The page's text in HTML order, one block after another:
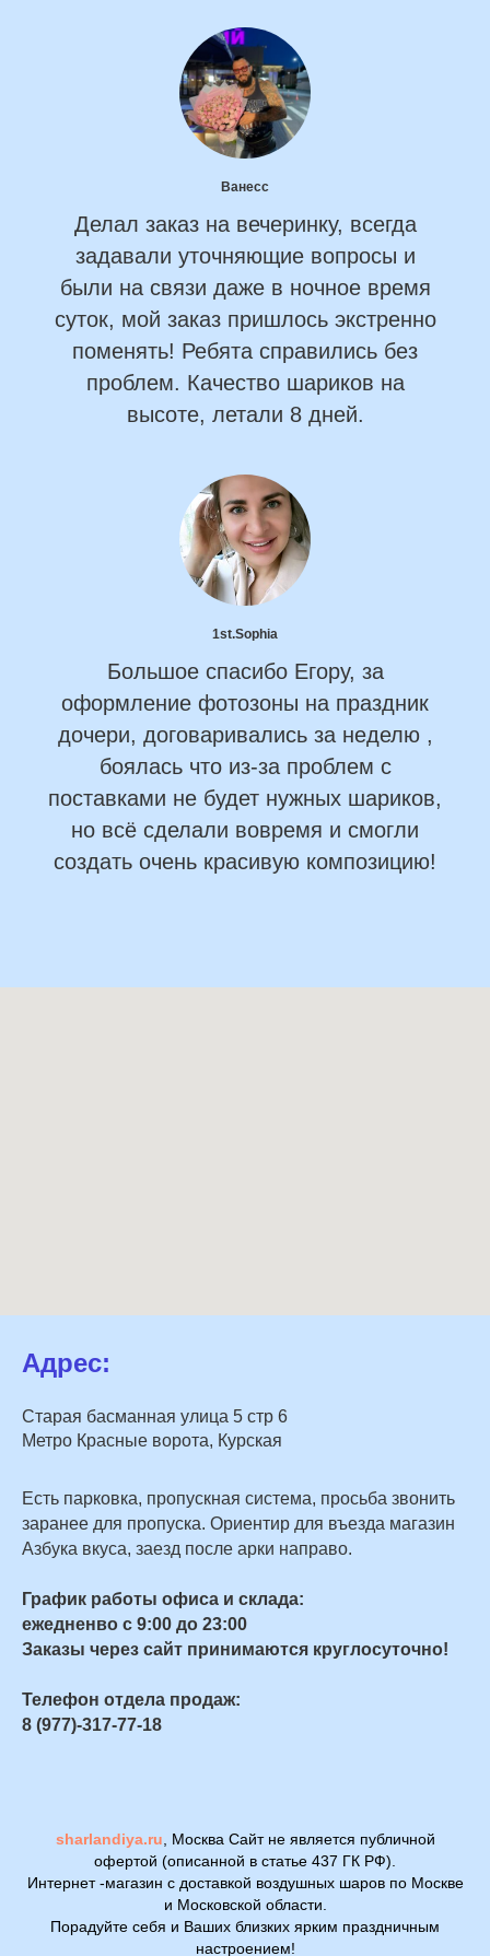
Ванесс
Делал заказ на вечеринку, всегда
задавали уточняющие вопросы и
были на связи даже в ночное время
суток, мой заказ пришлось экстренно
поменять! Ребята справились без
проблем. Качество шариков на
высоте, летали 8 дней.
1st.Sophia
Большое спасибо Егору, за
оформление фотозоны на праздник
дочери, договаривались за неделю ,
боялась что из-за проблем с
поставками не будет нужных шариков,
но всё сделали вовремя и смогли
создать очень красивую композицию!
Адрес:
Старая басманная улица 5 стр 6
Метро Красные ворота, Курская
Есть парковка, пропускная система, просьба звонить
заранее для пропуска. Ориентир для въезда магазин
Азбука вкуса, заезд после арки направо.
График работы офиса и склада:
ежедненво с 9:00 до 23:00
Заказы через сайт принимаются круглосуточно!
Телефон отдела продаж:
8 (977)-317-77-18
sharlandiya.ru , Москва Сайт не является публичной
офертой (описанной в статье 437 ГК РФ).
Интернет -магазин с доставкой воздушных шаров по Москве
и Московской области.
Порадуйте себя и Ваших близких ярким праздничным
настроением!